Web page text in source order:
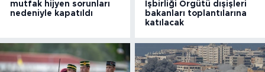
mutfak hijyen sorunları
nedeniyle kapatıldı
İşbirliği Örgütü dışişleri
bakanları toplantılarına
katılacak